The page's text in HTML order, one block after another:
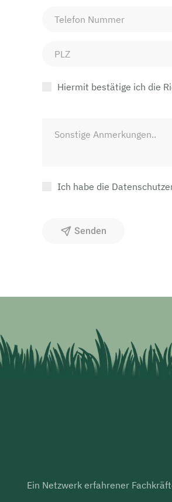
Hiermit bestätige ich die
Ich habe die
Senden
Ein Netzwerk erfahrener